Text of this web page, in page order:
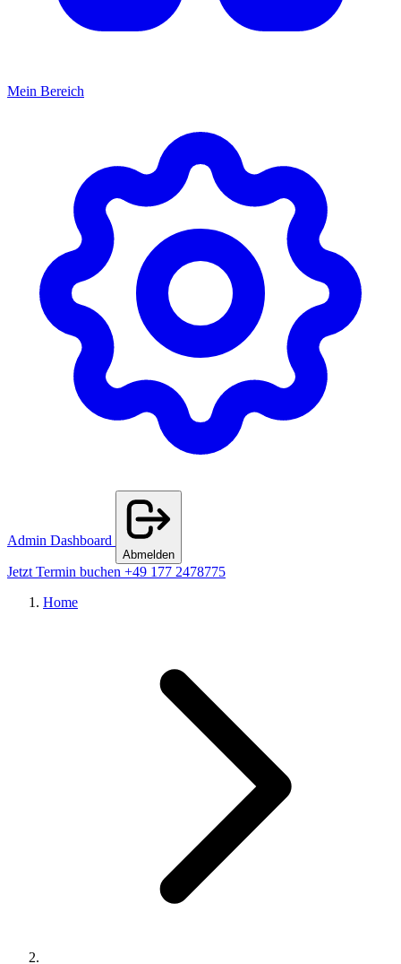
Mein Bereich
Admin Dashboard
Abmelden
Jetzt Termin buchen +49 177 2478775
Home